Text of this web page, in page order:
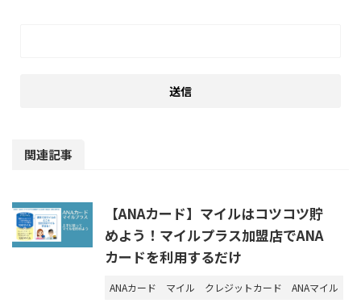
関連記事
【ANAカード】マイルはコツコツ貯
めよう！マイルプラス加盟店でANA
カードを利用するだけ
ANAカード マイル クレジットカード ANAマイル